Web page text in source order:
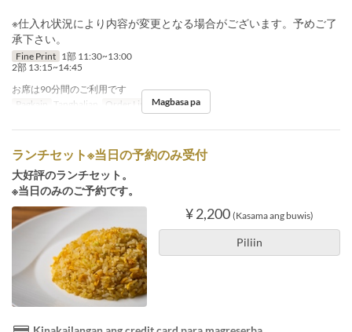
※仕入れ状況により内容が変更となる場合がございます。予めご了
承下さい。
Fine Print 1部 11:30~13:00
2部 13:15~14:45
お席は90分間のご利用です
Pagkain
Tanghalian Order Limit 1 ~ 8
Magbasa pa
ランチセット※当日の予約のみ受付
大好評のランチセット。
※当日のみのご予約です。
¥ 2,200 (Kasama ang buwis)
Piliin